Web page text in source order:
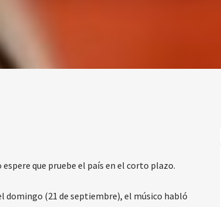
que pruebe el país en el corto plazo.
domingo (21 de septiembre), el músico habló